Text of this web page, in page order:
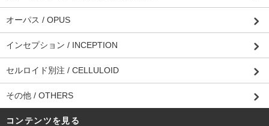
オーパス / OPUS
インセプション / INCEPTION
セルロイド別注 / CELLULOID
その他 / OTHERS
コンテンツを見る